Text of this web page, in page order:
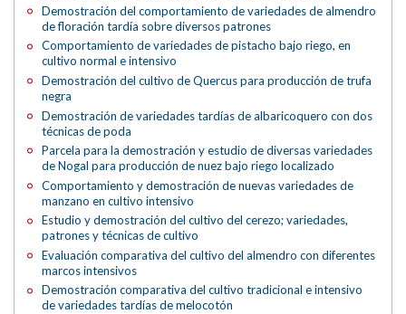
Demostración del comportamiento de variedades de almendro
de floración tardía sobre diversos patrones
Comportamiento de variedades de pistacho bajo riego, en
cultivo normal e intensivo
Demostración del cultivo de Quercus para producción de trufa
negra
Demostración de variedades tardías de albaricoquero con dos
técnicas de poda
Parcela para la demostración y estudio de diversas variedades
de Nogal para producción de nuez bajo riego localizado
Comportamiento y demostración de nuevas variedades de
manzano en cultivo intensivo
Estudio y demostración del cultivo del cerezo; variedades,
patrones y técnicas de cultivo
Evaluación comparativa del cultivo del almendro con diferentes
marcos intensivos
Demostración comparativa del cultivo tradicional e intensivo
de variedades tardías de melocotón